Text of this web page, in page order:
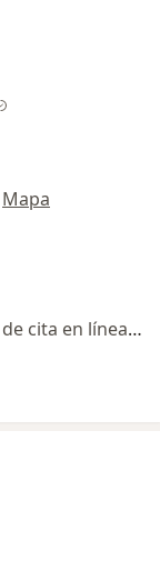
Mapa
Este especialista no ofrece reserva de cita en línea en esta dirección.